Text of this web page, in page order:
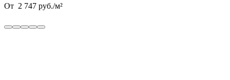
От 2 747 руб./м²